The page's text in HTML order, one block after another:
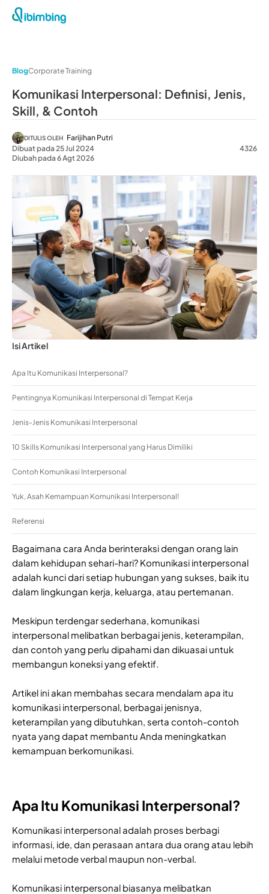
BlogCorporate Training
Komunikasi Interpersonal: Definisi, Jenis,
Skill, & Contoh
DITULIS OLEH Farijihan Putri
Dibuat pada 25 Jul 2024
Diubah pada 6 Agt 2026
4326
Isi Artikel
Apa Itu Komunikasi Interpersonal?
Pentingnya Komunikasi Interpersonal di Tempat Kerja
Jenis-Jenis Komunikasi Interpersonal
10 Skills Komunikasi Interpersonal yang Harus Dimiliki
Contoh Komunikasi Interpersonal
Yuk, Asah Kemampuan Komunikasi Interpersonal!
Referensi
Bagaimana cara Anda berinteraksi dengan orang lain
dalam kehidupan sehari-hari? Komunikasi interpersonal
adalah kunci dari setiap hubungan yang sukses, baik itu
dalam lingkungan kerja, keluarga, atau pertemanan.
Meskipun terdengar sederhana, komunikasi
interpersonal melibatkan berbagai jenis, keterampilan,
dan contoh yang perlu dipahami dan dikuasai untuk
membangun koneksi yang efektif.
Artikel ini akan membahas secara mendalam apa itu
komunikasi interpersonal, berbagai jenisnya,
keterampilan yang dibutuhkan, serta contoh-contoh
nyata yang dapat membantu Anda meningkatkan
kemampuan berkomunikasi.
Apa Itu Komunikasi Interpersonal?
Komunikasi interpersonal adalah proses berbagi
informasi, ide, dan perasaan antara dua orang atau lebih
melalui metode verbal maupun non-verbal.
Komunikasi interpersonal biasanya melibatkan